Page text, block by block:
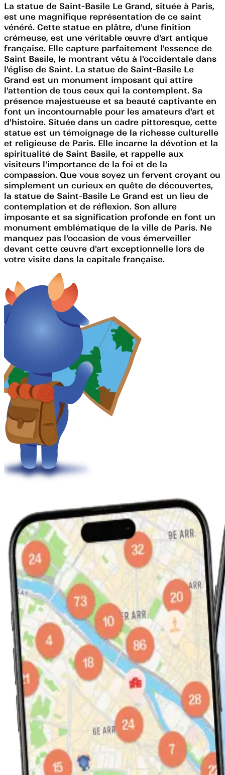
La statue de Saint-Basile Le Grand, située à Paris,
est une magnifique représentation de ce saint
vénéré. Cette statue en plâtre, d'une finition
crémeuse, est une véritable œuvre d'art antique
française. Elle capture parfaitement l'essence de
Saint Basile, le montrant vêtu à l'occidentale dans
l'église de Saint. La statue de Saint-Basile Le
Grand est un monument imposant qui attire
l'attention de tous ceux qui la contemplent. Sa
présence majestueuse et sa beauté captivante en
font un incontournable pour les amateurs d'art et
d'histoire. Située dans un cadre pittoresque, cette
statue est un témoignage de la richesse culturelle
et religieuse de Paris. Elle incarne la dévotion et la
spiritualité de Saint Basile, et rappelle aux
visiteurs l'importance de la foi et de la
compassion. Que vous soyez un fervent croyant ou
simplement un curieux en quête de découvertes,
la statue de Saint-Basile Le Grand est un lieu de
contemplation et de réflexion. Son allure
imposante et sa signification profonde en font un
monument emblématique de la ville de Paris. Ne
manquez pas l'occasion de vous émerveiller
devant cette œuvre d'art exceptionnelle lors de
votre visite dans la capitale française.